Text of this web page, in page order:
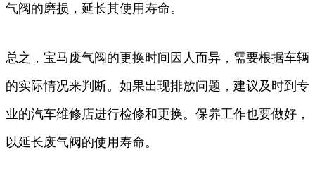
气阀的磨损，延长其使用寿命。
总之，宝马废气阀的更换时间因人而异，需要根据车辆
的实际情况来判断。如果出现排放问题，建议及时到专
业的汽车维修店进行检修和更换。保养工作也要做好，
以延长废气阀的使用寿命。